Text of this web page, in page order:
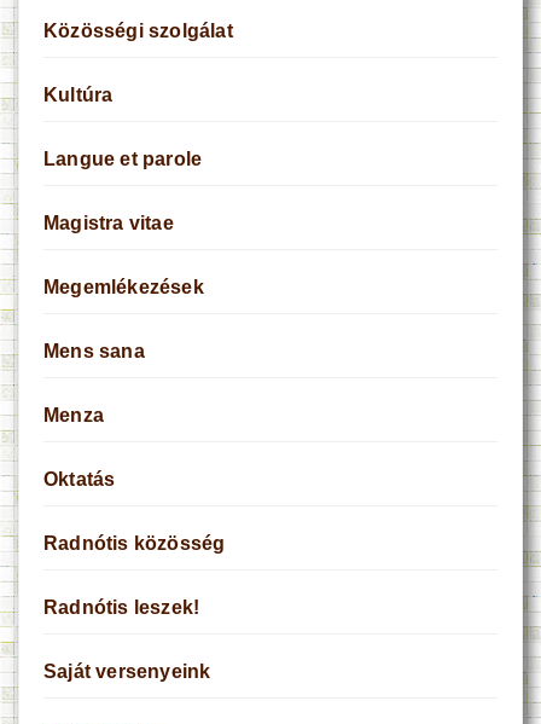
Közösségi szolgálat
Kultúra
Langue et parole
Magistra vitae
Megemlékezések
Mens sana
Menza
Oktatás
Radnótis közösség
Radnótis leszek!
Saját versenyeink